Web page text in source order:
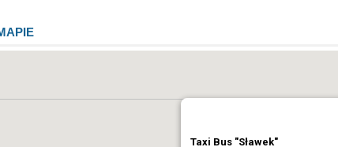
Taxi Bus "Sławek"